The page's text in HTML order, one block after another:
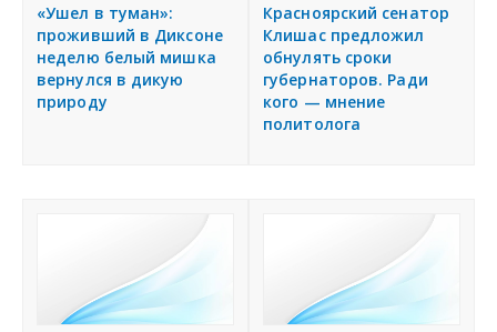
Подать объявление
Регионы России
«Ушел в туман»:
проживший в Диксоне
неделю белый мишка
вернулся в дикую
природу
Красноярский сенатор
Клишас предложил
обнулять сроки
губернаторов. Ради
кого — мнение
политолога